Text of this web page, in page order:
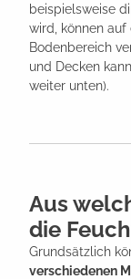
beispielsweise
wird, können
Bodenbereich
und Decken
weiter unten).
Aus
die
Grundsätzlich
verschiedenen